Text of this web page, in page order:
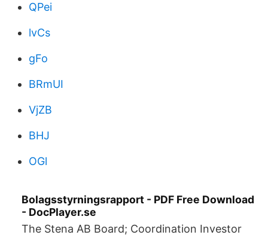
QPei
lvCs
gFo
BRmUI
VjZB
BHJ
OGl
Bolagsstyrningsrapport - PDF Free Download
- DocPlayer.se
The Stena AB Board; Coordination Investor